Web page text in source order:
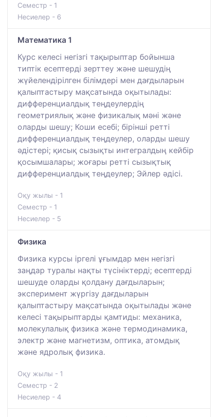
Семестр - 1
Несиелер - 6
Математика 1
Курс келесі негізгі тақырыптар бойынша
типтік есептерді зерттеу және шешудің
жүйелендірілген білімдері мен дағдыларын
қалыптастыру мақсатында оқытылады:
дифференциалдық теңдеулердің
геометриялық және физикалық мәні және
оларды шешу; Коши есебі; бірінші ретті
дифференциалдық теңдеулер, оларды шешу
әдістері; қисық сызықты интегралдың кейбір
қосымшалары; жоғары ретті сызықтық
дифференциалдық теңдеулер; Эйлер әдісі.
Оқу жылы - 1
Семестр - 1
Несиелер - 5
Физика
Физика курсы іргелі ұғымдар мен негізгі
заңдар туралы нақты түсініктерді; есептерді
шешуде оларды қолдану дағдыларын;
эксперимент жүргізу дағдыларын
қалыптастыру мақсатында оқытылады және
келесі тақырыптарды қамтиды: механика,
молекулалық физика және термодинамика,
электр және магнетизм, оптика, атомдық
және ядролық физика.
Оқу жылы - 1
Семестр - 2
Несиелер - 4